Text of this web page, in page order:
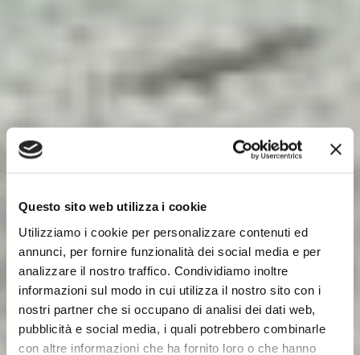
Questo sito web utilizza i cookie
Utilizziamo i cookie per personalizzare contenuti ed
annunci, per fornire funzionalità dei social media e per
analizzare il nostro traffico. Condividiamo inoltre
informazioni sul modo in cui utilizza il nostro sito con i
nostri partner che si occupano di analisi dei dati web,
pubblicità e social media, i quali potrebbero combinarle
con altre informazioni che ha fornito loro o che hanno